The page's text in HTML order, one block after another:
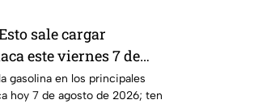
sale cargar
este viernes 7 de
gasolina en los principales
hoy 7 de agosto de 2026; ten